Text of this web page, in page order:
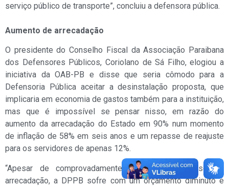
serviço público de transporte”, concluiu a defensora pública.
Aumento de arrecadação
O presidente do Conselho Fiscal da Associação Paraibana
dos Defensores Públicos, Coriolano de Sá Filho, elogiou a
iniciativa da OAB-PB e disse que seria cômodo para a
Defensoria Pública aceitar a desinstalação proposta, que
implicaria em economia de gastos também para a instituição,
mas que é impossível se pensar nisso, em razão do
aumento da arrecadação do Estado em 90% num momento
de inflação de 58% em seis anos e um repasse de reajuste
para os servidores de apenas 12%.
“Apesar de comprovadamente existir um excesso de
arrecadação, a DPPB sofre com um orçamento diminuto e